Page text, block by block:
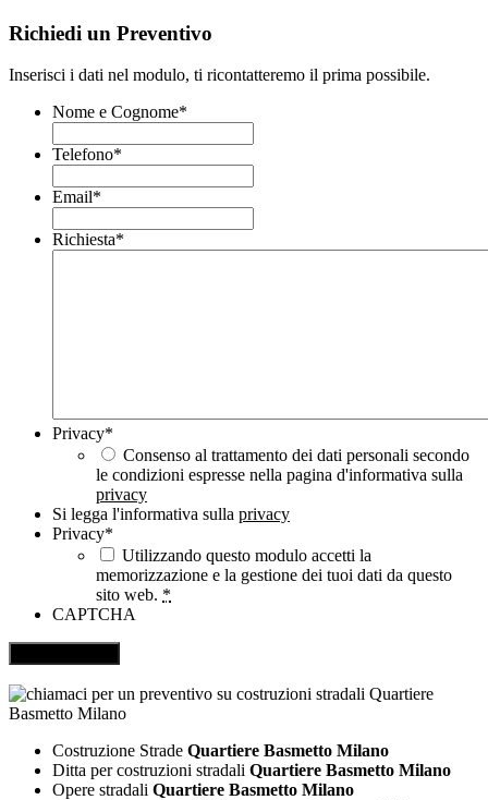
Richiedi un Preventivo
Inserisci i dati nel modulo, ti ricontatteremo il prima possibile.
Nome e Cognome*
Telefono*
Email*
Richiesta*
Privacy*
Consenso al trattamento dei dati personali secondo
le condizioni espresse nella pagina d'informativa sulla
privacy
Si legga l'informativa sulla privacy
Privacy*
Utilizzando questo modulo accetti la
memorizzazione e la gestione dei tuoi dati da questo
sito web. *
CAPTCHA
Costruzione Strade Quartiere Basmetto Milano
Ditta per costruzioni stradali Quartiere Basmetto Milano
Opere stradali Quartiere Basmetto Milano